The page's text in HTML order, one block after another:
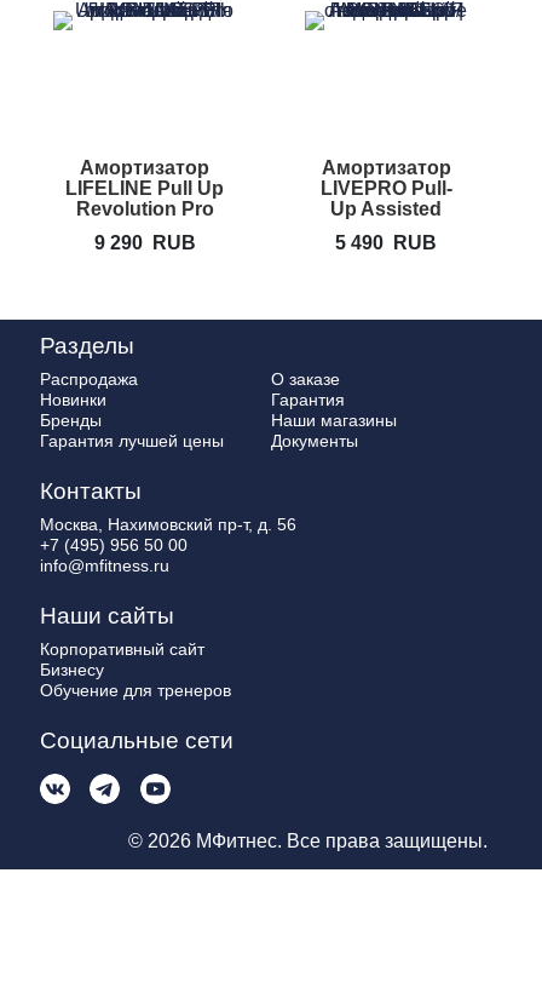
Амортизатор
LIFELINE Pull Up
Revolution Pro
9 290
RUB
Амортизатор
LIVEPRO Pull-
Up Assisted
5 490 RUB
Разделы
Распродажа
Новинки
Бренды
Гарантия лучшей цены
О заказе
Гарантия
Наши магазины
Документы
Контакты
Москва, Нахимовский пр-т, д. 56
+7 (495) 956 50 00
info@mfitness.ru
Наши сайты
Корпоративный сайт
Бизнесу
Обучение для тренеров
Социальные сети
© 2026 МФитнес. Все права защищены.